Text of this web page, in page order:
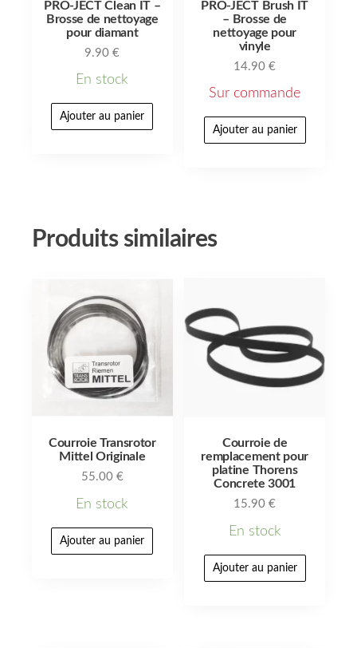
PRO-JECT Clean IT –
Brosse de nettoyage
pour diamant
9.90€
En stock
Ajouter au panier
PRO-JECT Brush IT
– Brosse de
nettoyage pour
vinyle
14.90€
Sur commande
Ajouter au panier
Produits similaires
Courroie Transrotor
Mittel Originale
55.00 €
En stock
Ajouter au panier
Courroie de
remplacement pour
platine Thorens
Concrete 3001
15.90€
En stock
Ajouter au panier